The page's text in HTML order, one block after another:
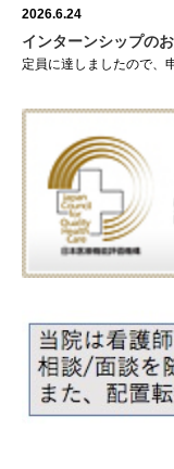
2026.6.24
インターンシップの
定員に達しましたので、